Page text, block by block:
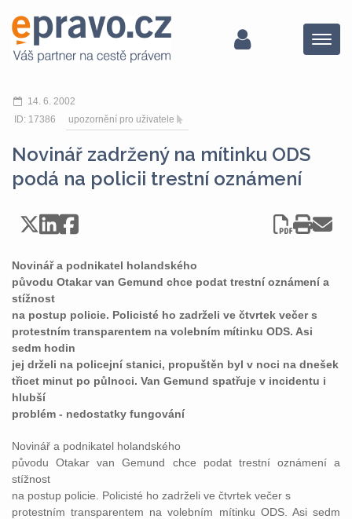
Menu
14. 6. 2002
ID: 17386
upozornění pro uživatele
Novinář zadržený na mítinku ODS
podá na policii trestní oznámení
Novinář a podnikatel holandského
původu Otakar van Gemund chce podat trestní oznámení a
stížnost
na postup policie. Policisté ho zadrželi ve čtvrtek večer s
protestním transparentem na volebním mítinku ODS. Asi
sedm hodin
jej drželi na policejní stanici, propuštěn byl v noci na dnešek
třicet minut po půlnoci. Van Gemund spatřuje v incidentu i
hlubší
problém - nedostatky fungování
Novinář a podnikatel holandského
původu Otakar van Gemund chce podat trestní oznámení a
stížnost
na postup policie. Policisté ho zadrželi ve čtvrtek večer s
protestním transparentem na volebním mítinku ODS. Asi sedm